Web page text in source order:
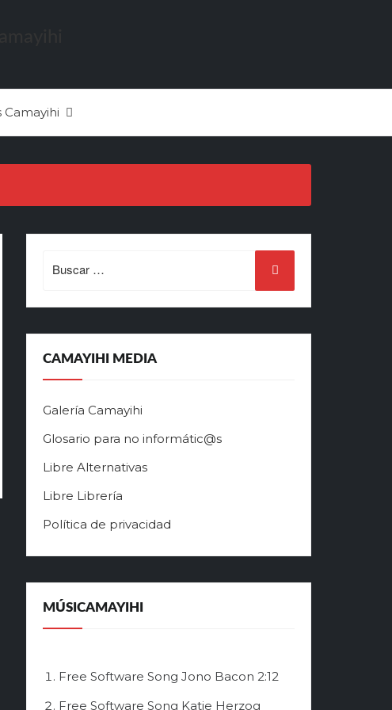
Camayihi
for:
CAMAYIHI MEDIA
Galería Camayihi
Glosario para no informátic@s
Libre Alternativas
Libre Librería
Política de privacidad
MÚSICAMAYIHI
Free Software Song Jono Bacon 2:12
Free Software Song Katie Herzog